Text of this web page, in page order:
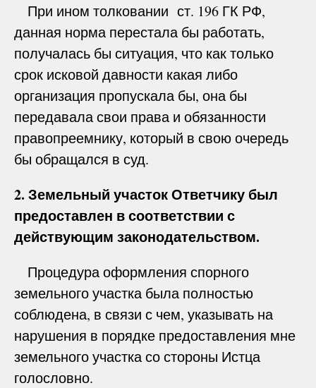
При ином толковании ст. 196 ГК РФ,
данная норма перестала бы работать,
получалась бы ситуация, что как только
срок исковой давности какая либо
организация пропускала бы, она бы
передавала свои права и обязанности
правопреемнику, который в свою очередь
бы обращался в суд.
2. Земельный участок Ответчику был
предоставлен в соответствии с
действующим законодательством.
Процедура оформления спорного
земельного участка была полностью
соблюдена, в связи с чем, указывать на
нарушения в порядке предоставления мне
земельного участка со стороны Истца
голословно.